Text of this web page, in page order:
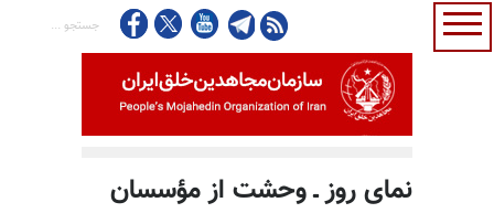
نمای روز ـ وحشت از مؤسسان